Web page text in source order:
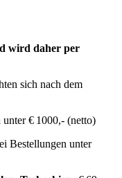
wird daher per
sich nach dem
€ 1000,- (netto)
Bestellungen unter